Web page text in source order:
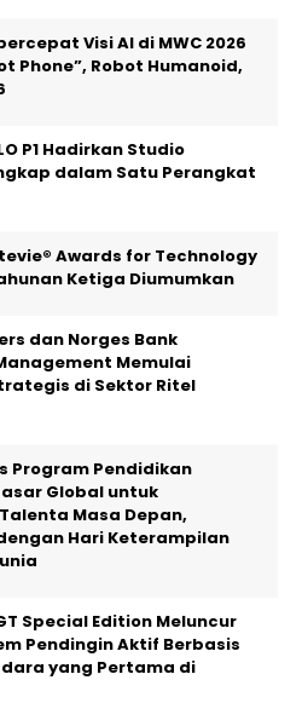
Visi AI di MWC 2026
Phone”, Robot Humanoid,
P1 Hadirkan Studio
dalam Satu Perangkat
Awards for Technology
Ketiga Diumumkan
dan Norges Bank
Memulai
di Sektor Ritel
Program Pendidikan
Global untuk
Masa Depan,
Hari Keterampilan
Special Edition Meluncur
Pendingin Aktif Berbasis
yang Pertama di